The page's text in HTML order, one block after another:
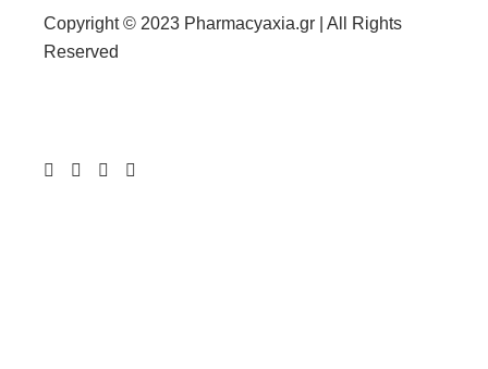
Copyright © 2023 Pharmacyaxia.gr | All Rights
Reserved